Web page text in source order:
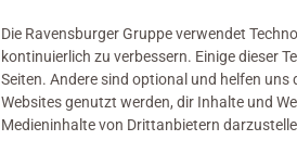
0/0
Verfasse eine Bewertung
Die Ravensburger Gruppe verwendet
kontinuierlich zu verbessern. Einige dieser
Seiten. Andere sind optional und helfen
Websites genutzt werden, dir Inhalte und
Medieninhalte von Drittanbietern